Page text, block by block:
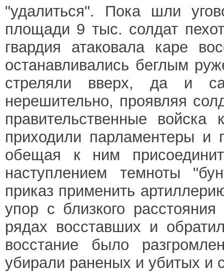
"удалиться". Пока шли
площади 9 тыс. солдат
гвардия атаковала каре
останавливались беглым
стреляли вверх, да и
нерешительно, проявляя
правительственные
приходили парламентеры и
обещая к ним
наступлением темноты
приказ применить
упор с близкого
рядах восставших и
восстание было
убирали раненых и убитых и